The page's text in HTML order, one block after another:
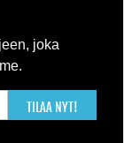
joka
TILAA NYT!